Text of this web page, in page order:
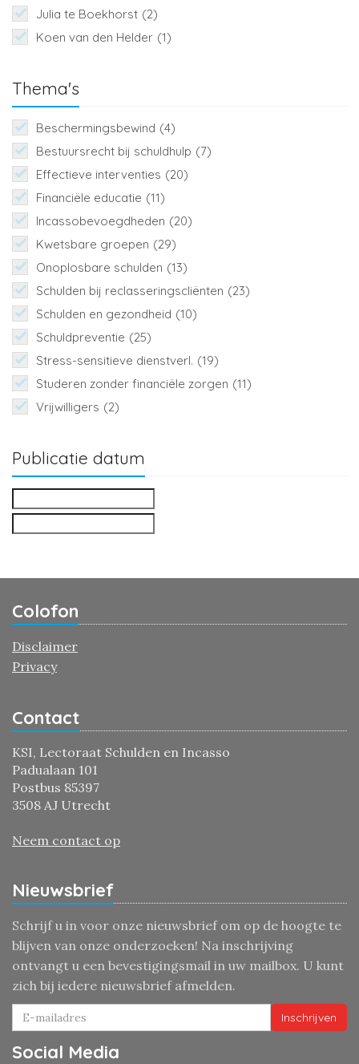
Julia te Boekhorst (2)
Koen van den Helder (1)
Thema's
Beschermingsbewind (4)
Bestuursrecht bij schuldhulp (7)
Effectieve interventies (20)
Financiële educatie (11)
Incassobevoegdheden (20)
Kwetsbare groepen (29)
Onoplosbare schulden (13)
Schulden bij reclasseringscliënten (23)
Schulden en gezondheid (10)
Schuldpreventie (25)
Stress-sensitieve dienstverl. (19)
Studeren zonder financiële zorgen (11)
Vrijwilligers (2)
Publicatie datum
Colofon
Disclaimer
Privacy
Contact
KSI, Lectoraat Schulden en Incasso
Padualaan 101
Postbus 85397
3508 AJ Utrecht
Neem contact op
Nieuwsbrief
Schrijf u in voor onze nieuwsbrief om op de hoogte te
blijven van onze onderzoeken! Na inschrijving
ontvangt u een bevestigingsmail in uw mailbox. U kunt
zich bij iedere nieuwsbrief afmelden.
Inschrijven
Social Media